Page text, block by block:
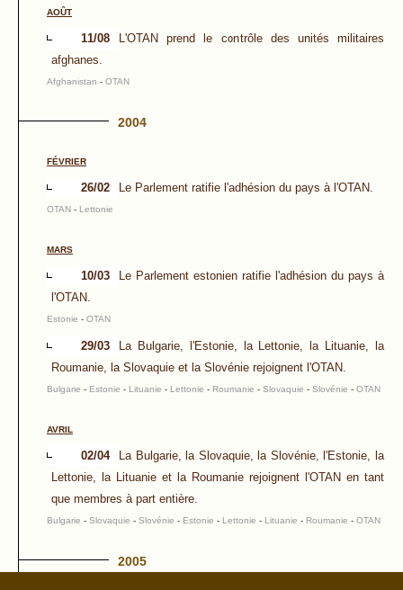
AOÛT
11/08
L'OTAN prend le contrôle des unités militaires
afghanes.
Afghanistan - OTAN
2004
FÉVRIER
26/02 Le Parlement ratifie l'adhésion du pays à l'OTAN.
OTAN - Lettonie
MARS
10/03
Le Parlement estonien ratifie l'adhésion du pays à
l'OTAN.
Estonie - OTAN
29/03
La Bulgarie, l'Estonie, la Lettonie, la Lituanie, la
Roumanie, la Slovaquie et la Slovénie rejoignent l'OTAN.
Bulgarie - Estonie - Lituanie - Lettonie - Roumanie - Slovaquie - Slovénie - OTAN
AVRIL
02/04
La Bulgarie, la Slovaquie, la Slovénie, l'Estonie, la
Lettonie, la Lituanie et la Roumanie rejoignent l'OTAN en tant
que membres à part entière.
Bulgarie - Slovaquie - Slovénie - Estonie - Lettonie - Lituanie - Roumanie - OTAN
2005